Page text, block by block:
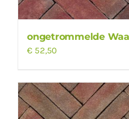
ongetrommelde
€ 52,50